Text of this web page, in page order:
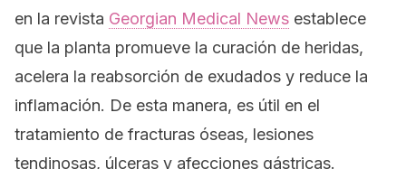
en la revista Georgian Medical News establece
que la planta promueve la curación de heridas,
acelera la reabsorción de exudados y reduce la
inflamación. De esta manera, es útil en el
tratamiento de fracturas óseas, lesiones
tendinosas, úlceras y afecciones gástricas.